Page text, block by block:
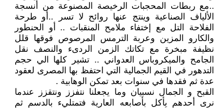
..مع ربطات المحجبات الرخيصة المصنوعة من أنسجة
الألياف الصناعية وينتج عنها روائح لا تسر ..أو طرحة
الفلاحة التل مع إختفاء ملامح المنقبات .. أو الحنطور
والكارو المزين وعربة الترمس المرصوص فوقها قلل
نظيفة مبخرة مع تكاتك الزمن الردىء والنصف نقل
الجامح والميكروباس العدواني .. تشير كلها الي حجم
التدهور في القيم الجمالية التي احتفظ بها المصرى لعقود
عدة ثم فقدها في سنوات بعد تمكن الوهابية .
القبح و الجمال نسبيان وما يجعلنا نتفزز ونتقزز عندما
نرى أحدهم يأكل بأصابعه العارية فتمتليء بالدسم ثم